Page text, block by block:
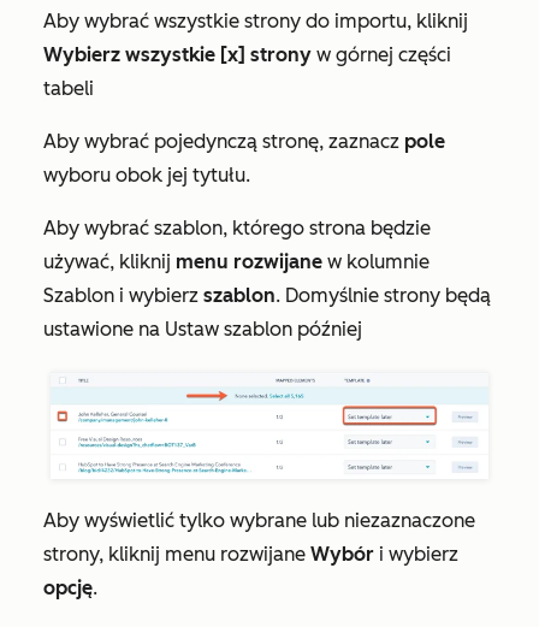
Aby wybrać wszystkie strony do importu, kliknij
Wybierz wszystkie [x] strony w górnej części
tabeli
Aby wybrać pojedynczą stronę, zaznacz pole
wyboru obok jej tytułu.
Aby wybrać szablon, którego strona będzie
używać, kliknij menu rozwijane w kolumnie
Szablon i wybierz szablon. Domyślnie strony będą
ustawione na Ustaw szablon później
Aby wyświetlić tylko wybrane lub niezaznaczone
strony, kliknij menu rozwijane Wybór i wybierz
opcję.